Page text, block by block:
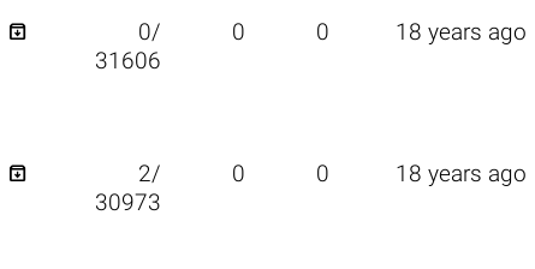

0/
31606
0 0 18 years ago

2/
30973
0 0 18 years ago